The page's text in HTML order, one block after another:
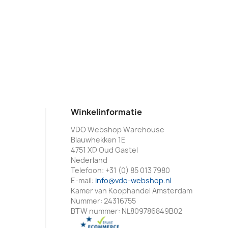
Winkelinformatie
VDO Webshop Warehouse
Blauwhekken 1E
4751 XD Oud Gastel
Nederland
Telefoon: +31 (0) 85 013 7980
E-mail: info@vdo-webshop.nl
Kamer van Koophandel Amsterdam
Nummer: 24316755
BTW nummer: NL809786849B02